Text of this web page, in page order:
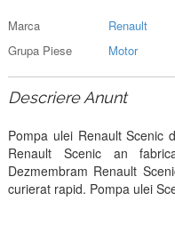
Marca Renault
Grupa Piese
Motor
Descriere Anunt
Pompa ulei Renault Scenic
Renault Scenic an
Dezmembram Renault
curierat rapid. Pompa ulei